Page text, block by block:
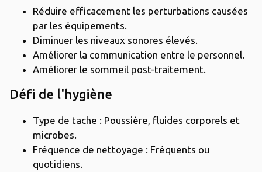
Réduire efficacement les perturbations causées
par les équipements.
Diminuer les niveaux sonores élevés.
Améliorer la communication entre le personnel.
Améliorer le sommeil post-traitement.
Défi de l'hygiène
Type de tache : Poussière, fluides corporels et
microbes.
Fréquence de nettoyage : Fréquents ou
quotidiens.